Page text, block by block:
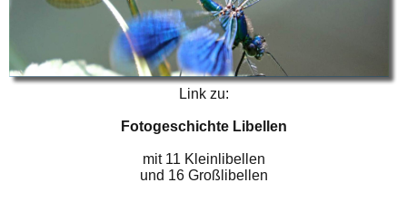
Link zu:
Fotogeschichte Libellen
mit 11 Kleinlibellen
und 16 Großlibellen